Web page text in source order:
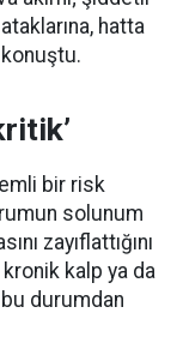
hatta
bir risk
solunum
zayıflattığını
kalp ya da
durumdan